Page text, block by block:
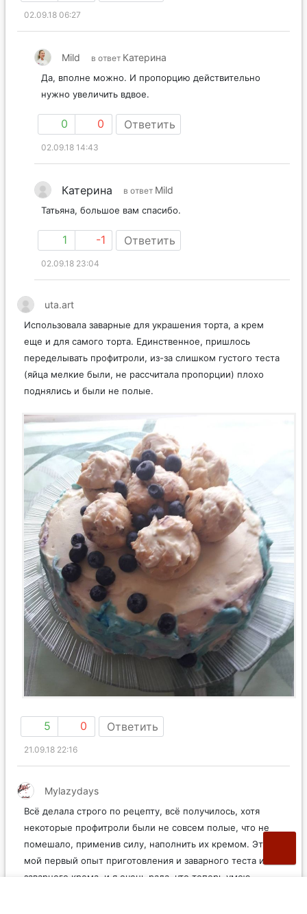
02.09.18 06:27
Mild в ответ Катерина
Да, вполне можно. И пропорцию действительно
нужно увеличить вдвое.
0 0 Ответить
02.09.18 14:43
Катерина в ответ Mild
Татьяна, большое вам спасибо.
1 -1 Ответить
02.09.18 23:04
uta.art
Использовала заварные для украшения торта, а крем
еще и для самого торта. Единственное, пришлось
переделывать профитроли, из-за слишком густого теста
(яйца мелкие были, не рассчитала пропорции) плохо
поднялись и были не полые.
5 0 Ответить
21.09.18 22:16
Mylazydays
Всё делала строго по рецепту, всё получилось, хотя
некоторые профитроли были не совсем полые, что не
помешало, применив силу, наполнить их кремом. Это
мой первый опыт приготовления и заварного теста и
заварного крема, и я очень рада, что теперь умею